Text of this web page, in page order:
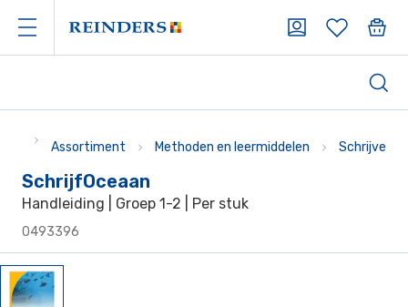
Assortiment Methoden en leermiddelen Schrijven
SchrijfOceaan
Handleiding | Groep 1-2 | Per stuk
0493396